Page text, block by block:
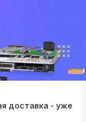
доставка - уже